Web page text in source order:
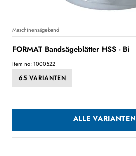
Maschinensägeband
FORMAT Bandsägeblätter HSS - Bi
Item no: 1000522
65 VARIANTEN
ALLE VARIANTEN